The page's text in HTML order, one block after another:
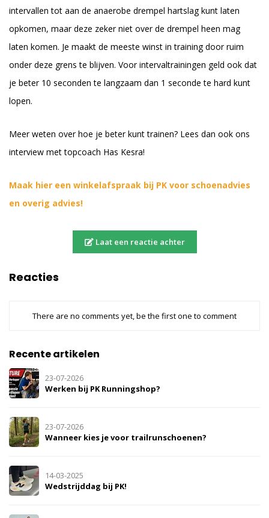
intervallen tot aan de anaerobe drempel hartslag kunt laten
opkomen, maar deze zeker niet over de drempel heen mag
laten komen. Je maakt de meeste winst in training door ruim
onder deze grens te blijven. Voor intervaltrainingen geld ook dat
je beter 10 seconden te langzaam dan 1 seconde te hard kunt
lopen.
Meer weten over hoe je beter kunt trainen? Lees dan ook ons
interview met topcoach Has Kesra!
Maak hier een winkelafspraak bij PK voor schoenadvies
en overig advies!
Laat een reactie achter
Reacties
There are no comments yet, be the first one to comment
Recente artikelen
23-07-2026
Werken bij PK Runningshop?
23-07-2026
Wanneer kies je voor trailrunschoenen?
14-03-2025
Wedstrijddag bij PK!